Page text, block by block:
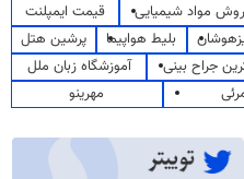
مواد شیمیایی
قیمت ایمپلنت
بلیط هواپیما
پرشین هتل
جراح بینی
آموزشگاه زبان ملل
مهرینو